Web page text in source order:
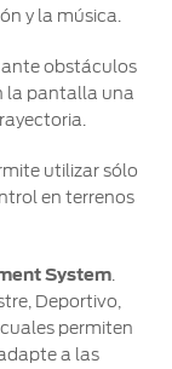
y la música.
obstáculos
la pantalla una
utilizar sólo
en terrenos
System.
Deportivo,
permiten
a las